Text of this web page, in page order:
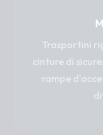
Trasportini
cinture di
rampe